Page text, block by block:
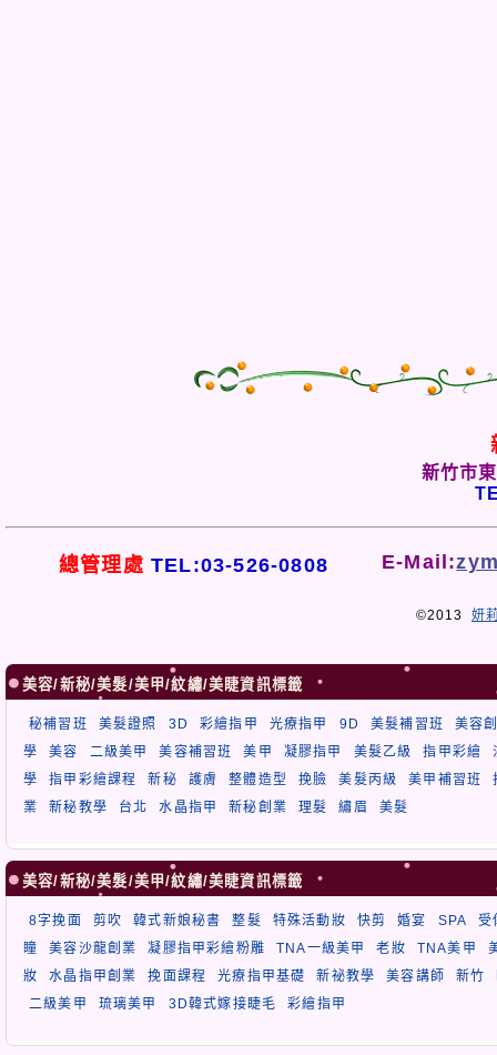
新竹市
總管理處 TEL:03-526-0808 E-Mail:
©2013 妍
美容/新秘/美髮/美甲/紋繡/美睫資訊標籤
秘補習班 美髮證照 3D 彩繪指甲 光療指甲 9D 美髮補習班
美容
學
美容 二級美甲 美容補習班 美甲 凝膠指甲 美髮乙級 指甲彩繪
學
指甲彩繪課程 新秘 護膚 整體造型 挽臉 美髮丙級 美甲補習班
業
新秘教學 台北 水晶指甲 新秘創業 理髮 繡眉 美髮
美容/新秘/美髮/美甲/紋繡/美睫資訊標籤
8字挽面 剪吹 韓式新娘秘書 整髮 特殊活動妝 快剪 婚宴 SPA
受
瞳
美容沙龍創業 凝膠指甲彩繪粉雕 TNA一級美甲 老妝 TNA美甲
妝
水晶指甲創業 挽面課程 光療指甲基礎 新祕教學 美容講師 新竹
二級美甲
琉璃美甲 3D韓式嫁接睫毛 彩繪指甲